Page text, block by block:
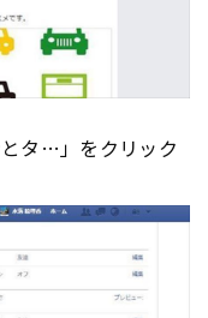
タ…」をクリック